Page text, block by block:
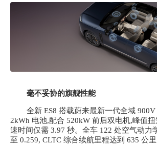
毫不妥协的旗舰性能
全新 ES8 搭载蔚来最新一代全域
2kWh 电池,配合 520kW 前后双电机,峰值扭
速时间仅需 3.97 秒。全车 122 处空气动力
至 0.259, CLTC 综合续航里程达到 635 公里